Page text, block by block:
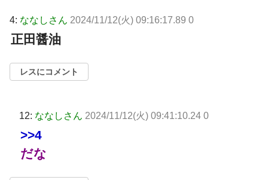
4: ななしさん 2024/11/12(火) 09:16:17.89 0
正田醤油
レスにコメント
12: ななしさん 2024/11/12(火) 09:41:10.24 0
>>4
だな